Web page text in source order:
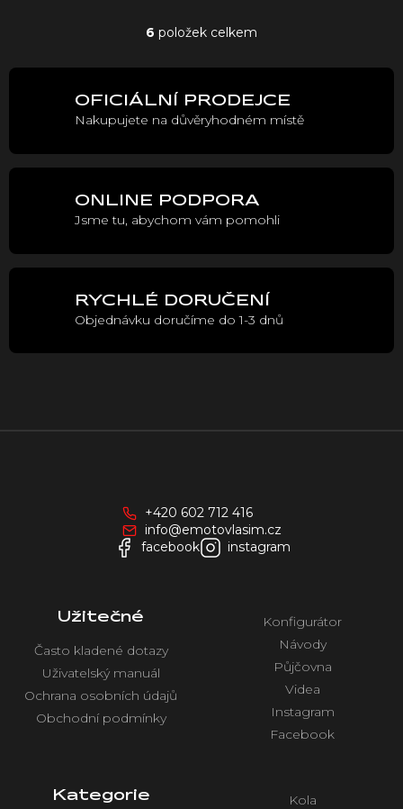
O
d
a
í
r
v
k
p
6 položek celkem
OFICIÁLNÍ PRODEJCE
Nakupujete na důvěryhodném místě
ONLINE PODPORA
Jsme tu, abychom vám pomohli
RYCHLÉ DORUČENÍ
Objednávku doručíme do 1-3 dnů
+420 602 712 416
info@emotovlasim.cz
facebook
instagram
Užitečné
Často kladené dotazy
Uživatelský manuál
Ochrana osobních údajů
Obchodní podmínky
Konfigurátor
Návody
Půjčovna
Videa
Instagram
Facebook
Kategorie Kola